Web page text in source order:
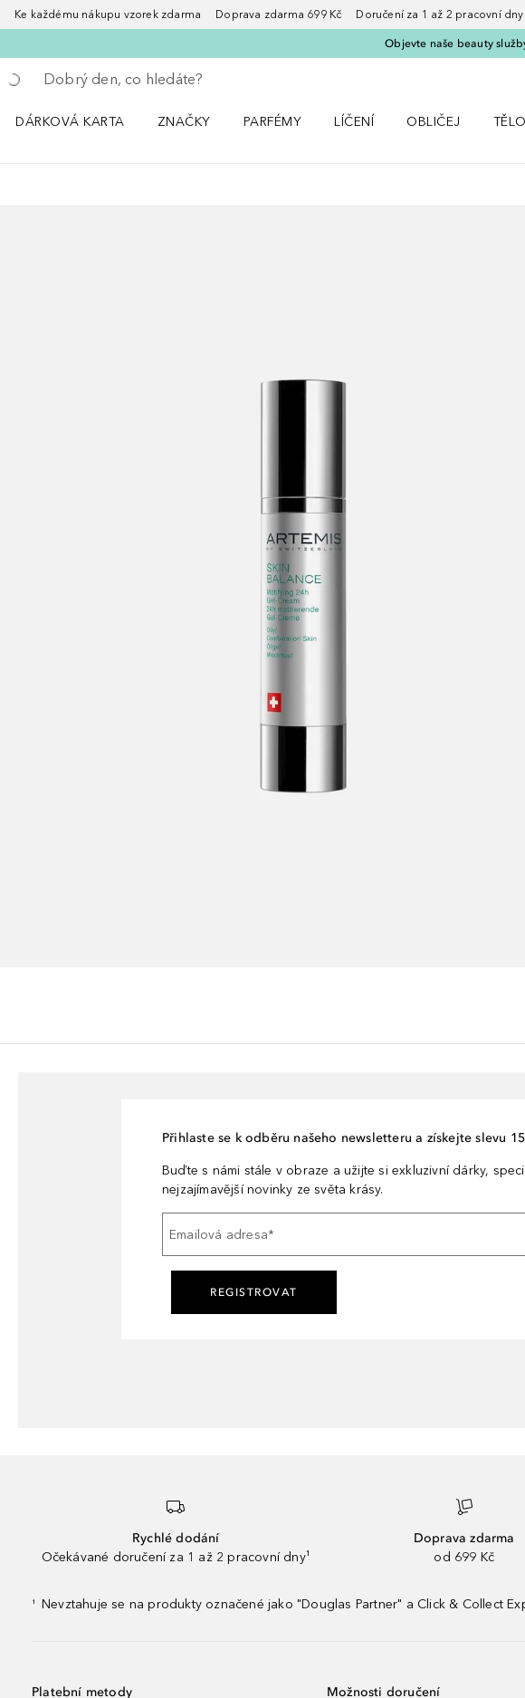
Ke každému nákupu vzorek zdarma Doprava zdarma 699 Kč Doručení za 1 až 2 pracovní dny
Objevte naše beauty
Vraťte se
Proveďte vyhledávání
DÁRKOVÁ KARTA
ZNAČKY
PARFÉMY
LÍČENÍ
OBLIČEJ
TĚLO
Přihlaste se k odběru našeho newsletteru a získejte slevu
Buďte s námi stále v obraze a užijte si exkluzivní dárky,
nejzajímavější novinky ze světa krásy.
Emailová adresa*
REGISTROVAT
Rychlé dodání
Očekávané doručení za 1 až 2 pracovní dny¹
Doprava zdarma
od 699 Kč
¹ Nevztahuje se na produkty označené jako "Douglas Partner" a Click & Collect
Platební metody Možnosti doručení